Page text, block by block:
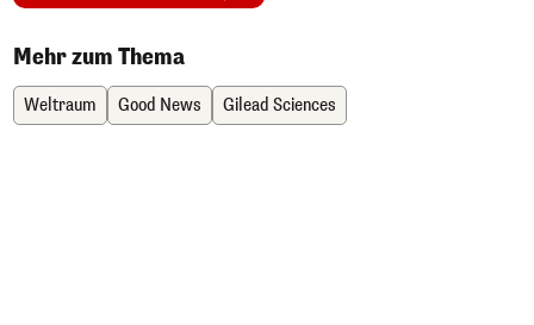
Mehr zum Thema
Weltraum Good News Gilead Sciences